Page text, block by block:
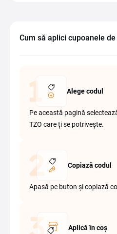
Cum să aplici cupoanele
Alege codul
Pe această pagină
TZO care ți se potrivește.
Copiază codul
Apasă pe buton și copiază
Aplică în coș